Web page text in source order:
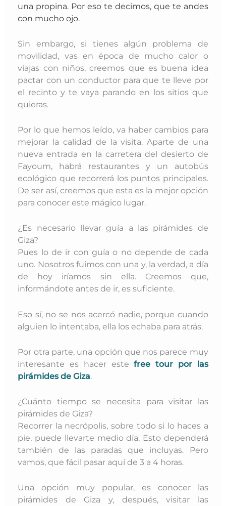
una propina. Por eso te decimos, que te andes
con mucho ojo.
Sin embargo, si tienes algún problema de
movilidad, vas en época de mucho calor o
viajas con niños, creemos que es buena idea
pactar con un conductor para que te lleve por
el recinto y te vaya parando en los sitios que
quieras.
Por lo que hemos leído, va haber cambios para
mejorar la calidad de la visita. Aparte de una
nueva entrada en la carretera del desierto de
Fayoum, habrá restaurantes y un autobús
ecológico que recorrerá los puntos principales.
De ser así, creemos que esta es la mejor opción
para conocer este mágico lugar.
¿Es necesario llevar guía a las pirámides de
Giza?
Pues lo de ir con guía o no depende de cada
uno. Nosotros fuimos con una y, la verdad, a día
de hoy iríamos sin ella. Creemos que,
informándote antes de ir, es suficiente.
Eso sí, no se nos acercó nadie, porque cuando
alguien lo intentaba, ella los echaba para atrás.
Por otra parte, una opción que nos parece muy
interesante es hacer estefree tour por las
pirámides de Giza.
¿Cuánto tiempo se necesita para visitar las
pirámides de Giza?
Recorrer la necrópolis, sobre todo si lo haces a
pie, puede llevarte medio día. Esto dependerá
también de las paradas que incluyas. Pero
vamos, que fácil pasar aquí de 3 a 4 horas.
Una opción muy popular, es conocer las
pirámides de Giza y, después, visitar las